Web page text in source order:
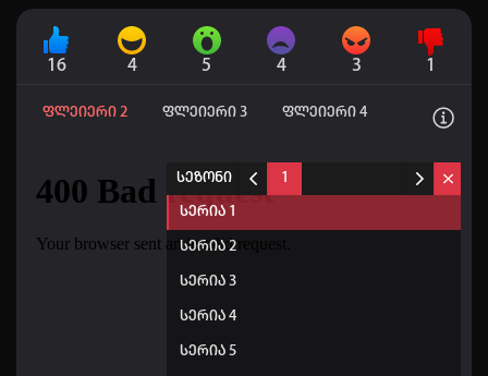
16 4 5 4 3 1
ფლეიერი 2 ფლეიერი 3 ფლეიერი 4
სეზონი 1
სერია 1
სერია 2
სერია 3
სერია 4
სერია 5